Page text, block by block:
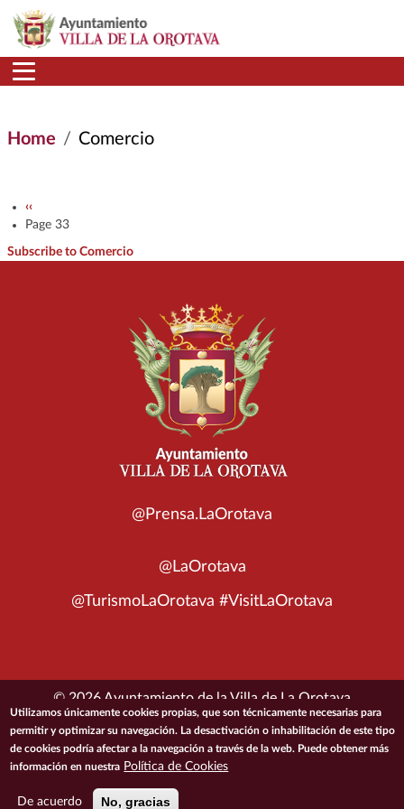
Skip to main content
Home Comercio
Pagination
Previous page
‹‹
Page 33
Subscribe to Comercio
@Prensa.LaOrotava
@LaOrotava
@TurismoLaOrotava #VisitLaOrotava
© 2026 Ayuntamiento de la Villa de La Orotava
ACCESIBILIDAD CONDICIONES DE USO POLÍTICA DE PRIVACIDAD
POLÍTICA DE COOKIESMAPA DEL SITIO
Utilizamos únicamente cookies propias, que son técnicamente necesarias para
permitir y optimizar su navegación. La desactivación o inhabilitación de este tipo
de cookies podría afectar a la navegación a través de la web. Puede obtener más
información en nuestra Política de Cookies
De acuerdo No, gracias